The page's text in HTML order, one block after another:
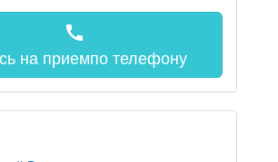
call
на приемпо телефону